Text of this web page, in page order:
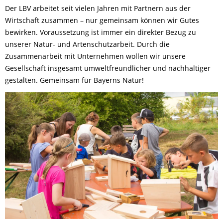
Der LBV arbeitet seit vielen Jahren mit Partnern aus der
Wirtschaft zusammen – nur gemeinsam können wir Gutes
bewirken. Voraussetzung ist immer ein direkter Bezug zu
unserer Natur- und Artenschutzarbeit. Durch die
Zusammenarbeit mit Unternehmen wollen wir unsere
Gesellschaft insgesamt umweltfreundlicher und nachhaltiger
gestalten. Gemeinsam für Bayerns Natur!